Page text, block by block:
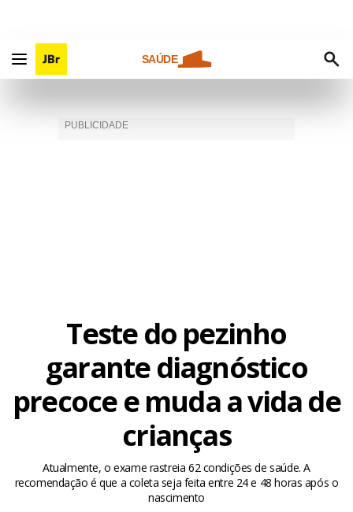
SAÚDE
Teste do pezinho
garante diagnóstico
precoce e muda a vida de
crianças
Atualmente, o exame rastreia 62 condições de saúde. A
recomendação é que a coleta seja feita entre 24 e 48 horas após o
nascimento